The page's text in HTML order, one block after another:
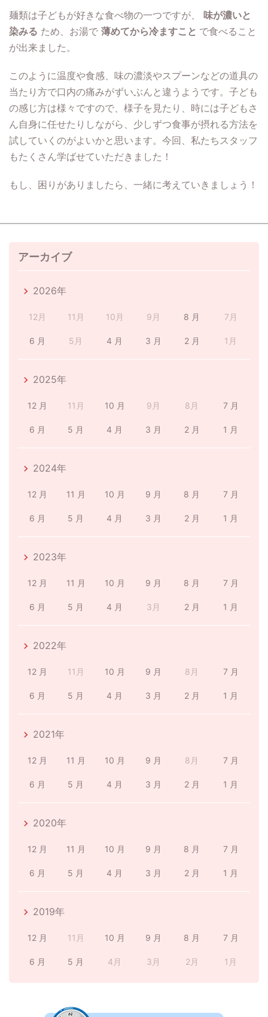
麺類は子どもが好きな食べ物の一つですが、
味が濃いと
染みる ため、お湯で 薄めてから冷ますこと で食べること
が出来ました。
このように温度や食感、味の濃淡やスプーンなどの道具の
当たり方で口内の痛みがずいぶんと違うようです。子ども
の感じ方は様々ですので、様子を見たり、時には子どもさ
ん自身に任せたりしながら、少しずつ食事が摂れる方法を
試していくのがよいかと思います。今回、私たちスタッフ
もたくさん学ばせていただきました！
もし、困りがありましたら、一緒に考えていきましょう！
アーカイブ
2026年
12月 11月 10月 9月 8 月 7月
6 月 5月 4 月 3 月 2 月 1月
2025年
12 月 11月 10 月 9月 8月 7 月
6 月 5 月 4 月 3 月 2 月 1 月
2024年
12 月 11 月 10 月 9 月 8 月 7 月
6 月 5 月 4 月 3 月 2 月 1 月
2023年
12 月 11 月 10 月 9 月 8 月 7 月
6 月 5 月 4 月 3月 2 月 1 月
2022年
12 月 11月 10 月 9 月 8月 7 月
6 月 5 月 4 月 3 月 2 月 1 月
2021年
12 月 11 月 10 月 9 月 8月 7 月
6 月 5 月 4 月 3 月 2 月 1 月
2020年
12 月 11 月 10 月 9 月 8 月 7 月
6 月 5 月 4 月 3 月 2 月 1 月
2019年
12 月 11月 10 月 9 月 8 月 7 月
6 月 5 月 4月 3月 2月 1月